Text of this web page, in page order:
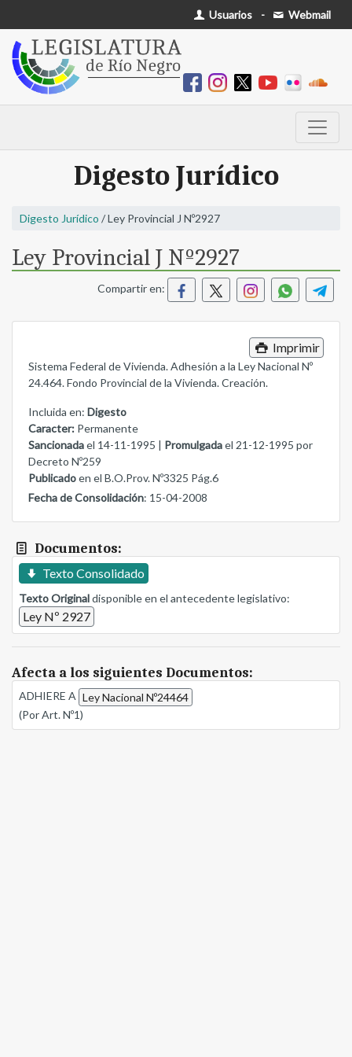
Usuarios - Webmail
Digesto Jurídico
Digesto Jurídico / Ley Provincial J Nº2927
Ley Provincial J Nº2927
Compartir en:
Imprimir
Sistema Federal de Vivienda. Adhesión a la Ley Nacional Nº
24.464. Fondo Provincial de la Vivienda. Creación.
Incluida en: Digesto
Caracter: Permanente
Sancionadael 14-11-1995 | Promulgadael 21-12-1995 por
Decreto Nº259
Publicadoen el B.O.Prov. Nº3325 Pág.6
Fecha de Consolidación: 15-04-2008
Documentos:
Texto Consolidado
Texto Originaldisponible en el antecedente legislativo:
Ley Nº 2927
Afecta a los siguientes Documentos:
ADHIERE A Ley Nacional Nº24464
(Por Art. Nº1)